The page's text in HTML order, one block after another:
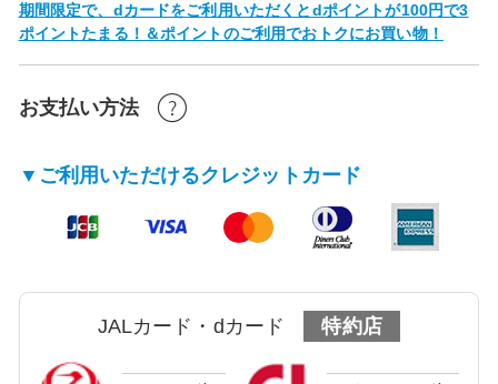
期間限定で、dカードをご利用いただくとdポイントが100円で3
ポイントたまる！＆ポイントのご利用でおトクにお買い物！
お支払い方法
▼ご利用いただけるクレジットカード
JALカード・dカード 特約店